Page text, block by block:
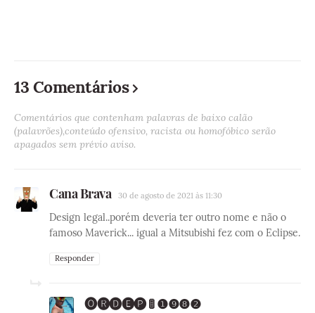
13 Comentários
Comentários que contenham palavras de baixo calão
(palavrões),conteúdo ofensivo, racista ou homofóbico serão
apagados sem prévio aviso.
Cana Brava 30 de agosto de 2021 às 11:30
Design legal..porém deveria ter outro nome e não o
famoso Maverick... igual a Mitsubishi fez com o Eclipse.
Responder
🅞🅡🅓🅔🅟 🚦 ❶❾❽❷